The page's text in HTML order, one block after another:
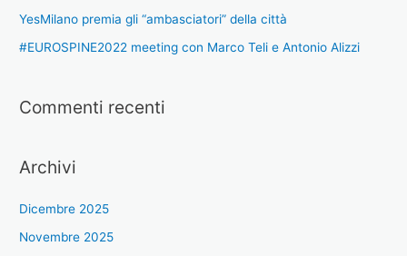
YesMilano premia gli “ambasciatori” della città
#EUROSPINE2022 meeting con Marco Teli e Antonio Alizzi
Commenti recenti
Archivi
Dicembre 2025
Novembre 2025